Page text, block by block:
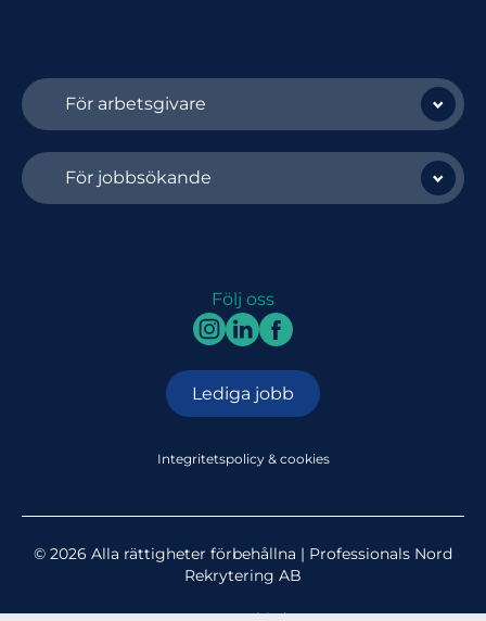
För arbetsgivare
För jobbsökande
Följ oss
Lediga jobb
Integritetspolicy & cookies
© 2026 Alla rättigheter förbehållna | Professionals Nord
Rekrytering AB